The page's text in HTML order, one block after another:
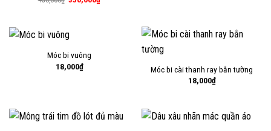
Móc bi vuông
18,000₫
Móc bi cài thanh ray bắn tường
18,000₫